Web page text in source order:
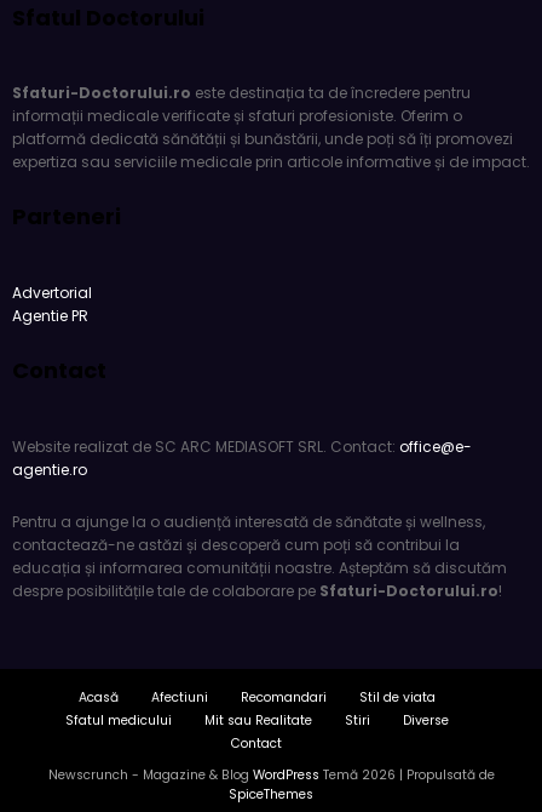
Sfatul Doctorului
Sfaturi-Doctorului.ro este destinația ta de încredere pentru
informații medicale verificate și sfaturi profesioniste. Oferim o
platformă dedicată sănătății și bunăstării, unde poți să îți promovezi
expertiza sau serviciile medicale prin articole informative și de impact.
Parteneri
Advertorial
Agentie PR
Contact
Website realizat de SC ARC MEDIASOFT SRL. Contact: office@e-
agentie.ro
Pentru a ajunge la o audiență interesată de sănătate și wellness,
contactează-ne astăzi și descoperă cum poți să contribui la
educația și informarea comunității noastre. Așteptăm să discutăm
despre posibilitățile tale de colaborare pe Sfaturi-Doctorului.ro!
Acasă Afectiuni Recomandari
Stil de viata
Sfatul medicului
Mit sau Realitate Stiri
Diverse
Contact
Newscrunch - Magazine & Blog WordPress Temă 2026 | Propulsată de
SpiceThemes